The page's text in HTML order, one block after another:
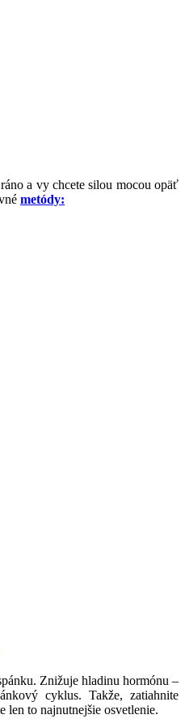
a vy chcete silou mocou opäť
metódy:
Znižuje hladinu hormónu –
cyklus. Takže, zatiahnite
len to najnutnejšie osvetlenie.